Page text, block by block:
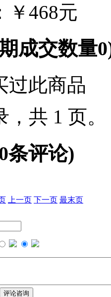
￥468元
成交数量0
过此商品
，共 1 页。
条评论)
上一页 下一页 最末页